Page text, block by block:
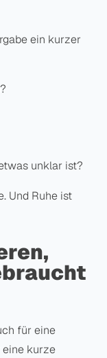
ein kurzer
unklar ist?
Und Ruhe ist
für eine
eine kurze